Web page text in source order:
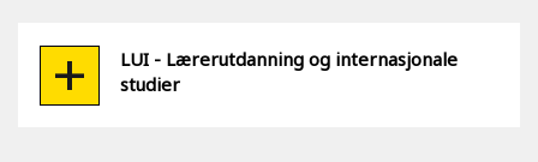
LUI - Lærerutdanning og internasjonale
studier